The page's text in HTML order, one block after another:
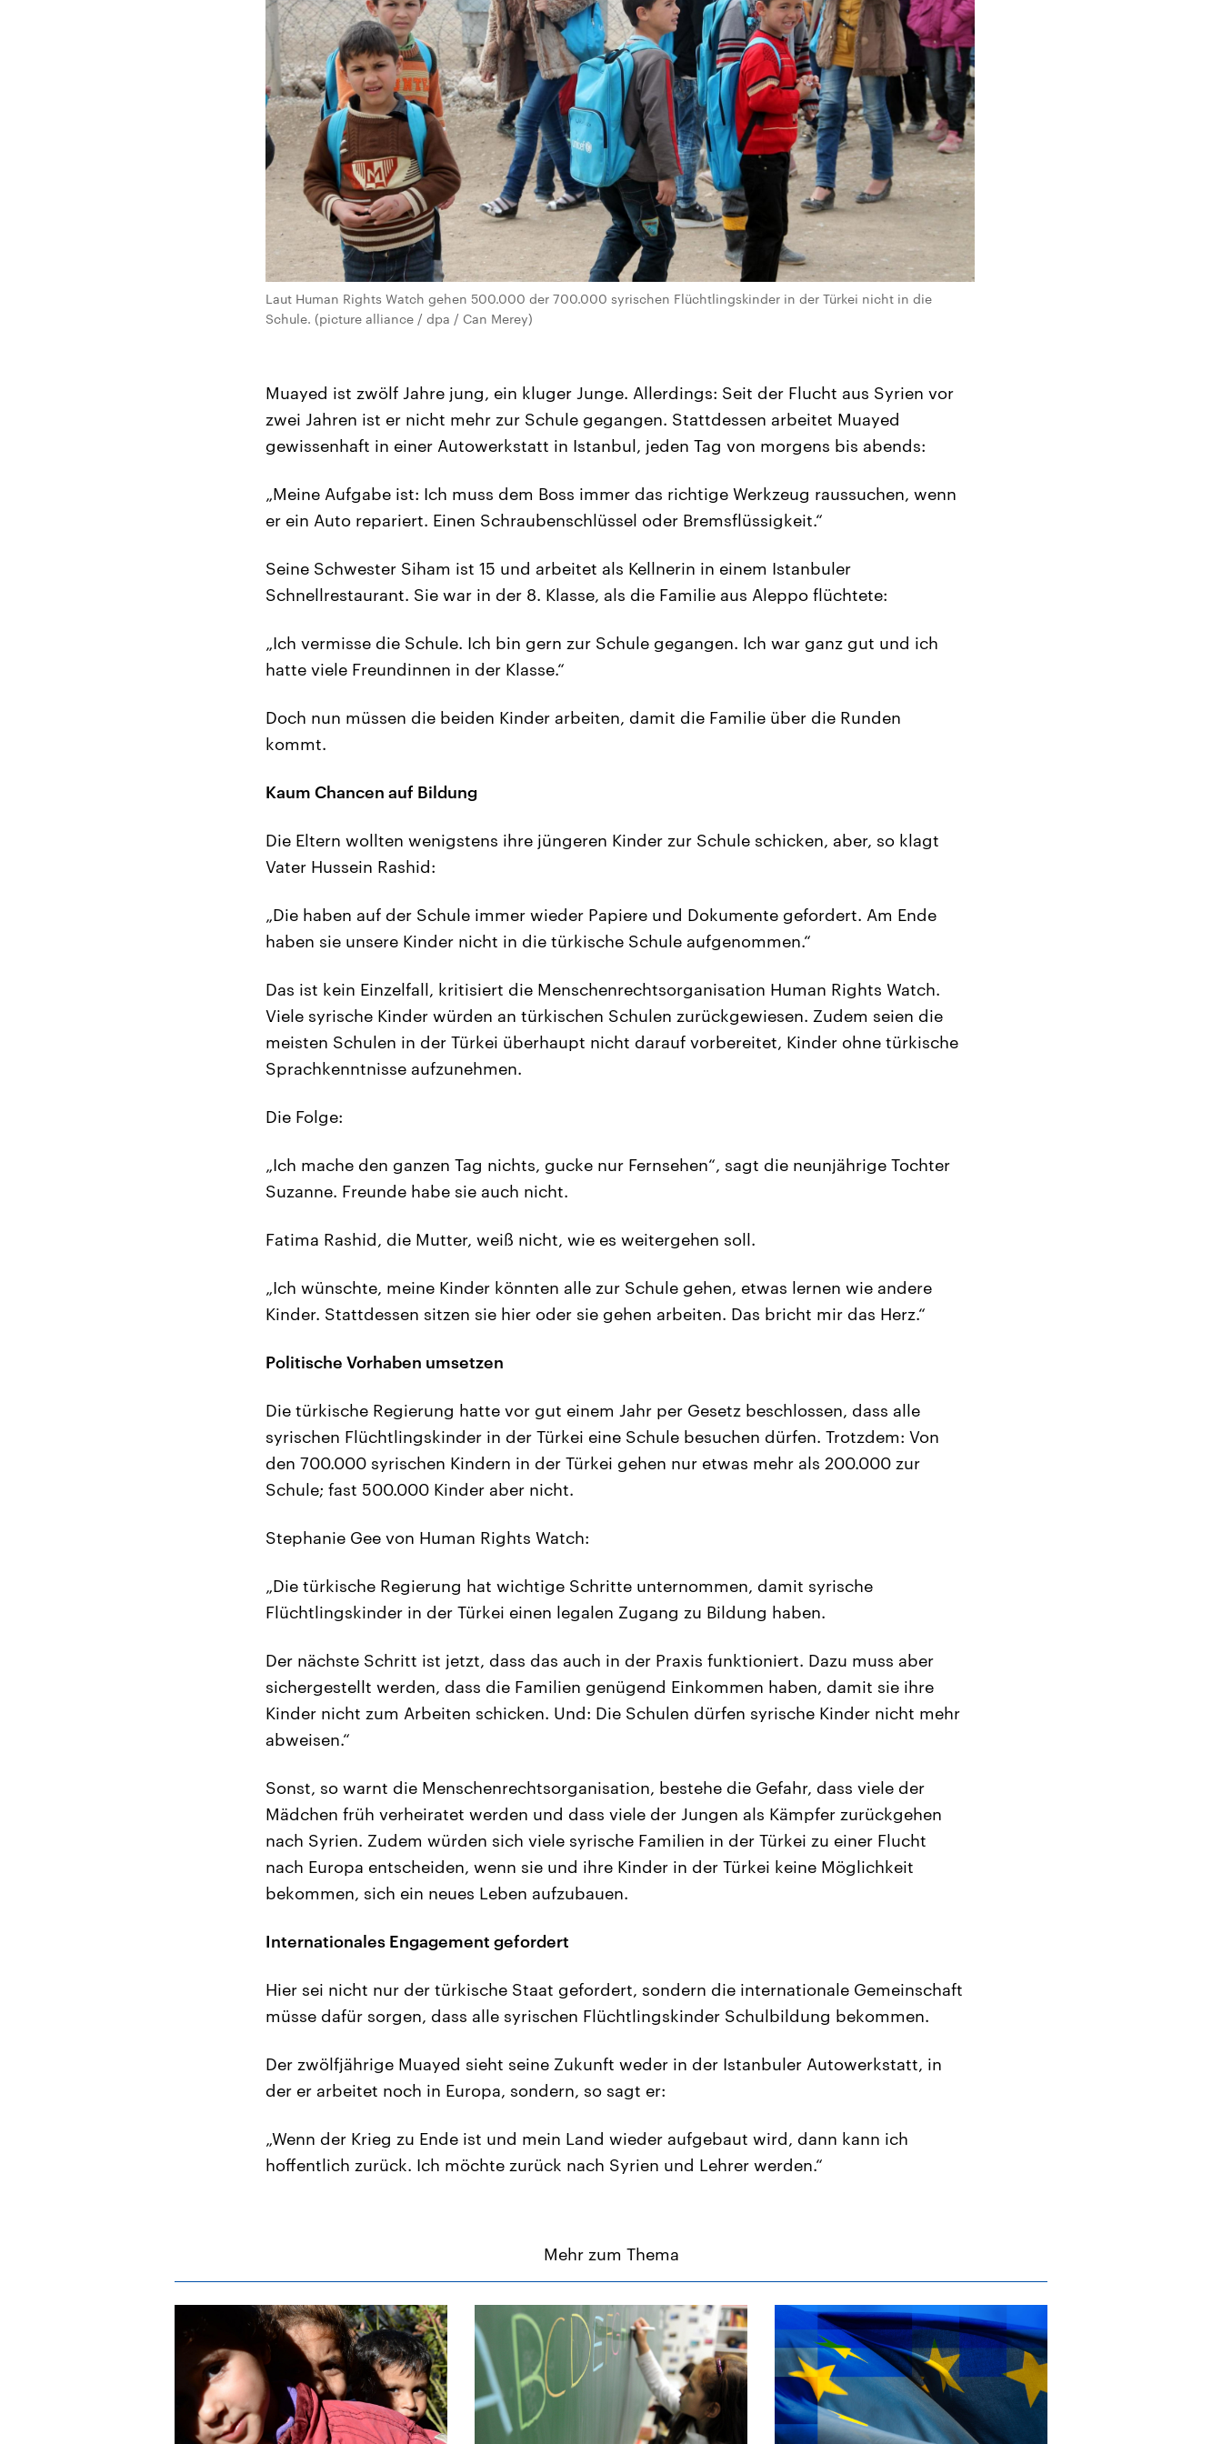
Laut Human Rights Watch gehen 500.000 der 700.000 syrischen Flüchtlingskinder in der Türkei nicht in die
Schule. (picture alliance / dpa / Can Merey)
Muayed ist zwölf Jahre jung, ein kluger Junge. Allerdings: Seit der Flucht aus Syrien vor
zwei Jahren ist er nicht mehr zur Schule gegangen. Stattdessen arbeitet Muayed
gewissenhaft in einer Autowerkstatt in Istanbul, jeden Tag von morgens bis abends:
„Meine Aufgabe ist: Ich muss dem Boss immer das richtige Werkzeug raussuchen, wenn
er ein Auto repariert. Einen Schraubenschlüssel oder Bremsflüssigkeit.“
Seine Schwester Siham ist 15 und arbeitet als Kellnerin in einem Istanbuler
Schnellrestaurant. Sie war in der 8. Klasse, als die Familie aus Aleppo flüchtete:
„Ich vermisse die Schule. Ich bin gern zur Schule gegangen. Ich war ganz gut und ich
hatte viele Freundinnen in der Klasse.“
Doch nun müssen die beiden Kinder arbeiten, damit die Familie über die Runden
kommt.
Kaum Chancen auf Bildung
Die Eltern wollten wenigstens ihre jüngeren Kinder zur Schule schicken, aber, so klagt
Vater Hussein Rashid:
„Die haben auf der Schule immer wieder Papiere und Dokumente gefordert. Am Ende
haben sie unsere Kinder nicht in die türkische Schule aufgenommen.“
Das ist kein Einzelfall, kritisiert die Menschenrechtsorganisation Human Rights Watch.
Viele syrische Kinder würden an türkischen Schulen zurückgewiesen. Zudem seien die
meisten Schulen in der Türkei überhaupt nicht darauf vorbereitet, Kinder ohne türkische
Sprachkenntnisse aufzunehmen.
Die Folge:
„Ich mache den ganzen Tag nichts, gucke nur Fernsehen“, sagt die neunjährige Tochter
Suzanne. Freunde habe sie auch nicht.
Fatima Rashid, die Mutter, weiß nicht, wie es weitergehen soll.
„Ich wünschte, meine Kinder könnten alle zur Schule gehen, etwas lernen wie andere
Kinder. Stattdessen sitzen sie hier oder sie gehen arbeiten. Das bricht mir das Herz.“
Politische Vorhaben umsetzen
Die türkische Regierung hatte vor gut einem Jahr per Gesetz beschlossen, dass alle
syrischen Flüchtlingskinder in der Türkei eine Schule besuchen dürfen. Trotzdem: Von
den 700.000 syrischen Kindern in der Türkei gehen nur etwas mehr als 200.000 zur
Schule; fast 500.000 Kinder aber nicht.
Stephanie Gee von Human Rights Watch:
„Die türkische Regierung hat wichtige Schritte unternommen, damit syrische
Flüchtlingskinder in der Türkei einen legalen Zugang zu Bildung haben.
Der nächste Schritt ist jetzt, dass das auch in der Praxis funktioniert. Dazu muss aber
sichergestellt werden, dass die Familien genügend Einkommen haben, damit sie ihre
Kinder nicht zum Arbeiten schicken. Und: Die Schulen dürfen syrische Kinder nicht mehr
abweisen.“
Sonst, so warnt die Menschenrechtsorganisation, bestehe die Gefahr, dass viele der
Mädchen früh verheiratet werden und dass viele der Jungen als Kämpfer zurückgehen
nach Syrien. Zudem würden sich viele syrische Familien in der Türkei zu einer Flucht
nach Europa entscheiden, wenn sie und ihre Kinder in der Türkei keine Möglichkeit
bekommen, sich ein neues Leben aufzubauen.
Internationales Engagement gefordert
Hier sei nicht nur der türkische Staat gefordert, sondern die internationale Gemeinschaft
müsse dafür sorgen, dass alle syrischen Flüchtlingskinder Schulbildung bekommen.
Der zwölfjährige Muayed sieht seine Zukunft weder in der Istanbuler Autowerkstatt, in
der er arbeitet noch in Europa, sondern, so sagt er:
„Wenn der Krieg zu Ende ist und mein Land wieder aufgebaut wird, dann kann ich
hoffentlich zurück. Ich möchte zurück nach Syrien und Lehrer werden.“
Mehr zum Thema